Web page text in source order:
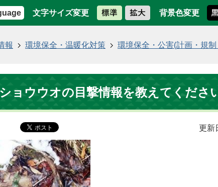
文字サイズ変更 背景色変更
報 環境保全・温暖化対策 環境保全・公害(計画・規
ョウウオの目撃情報を教えてくださ
更新